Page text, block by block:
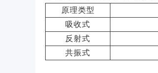
原理类型
吸收式
反射式
共振式